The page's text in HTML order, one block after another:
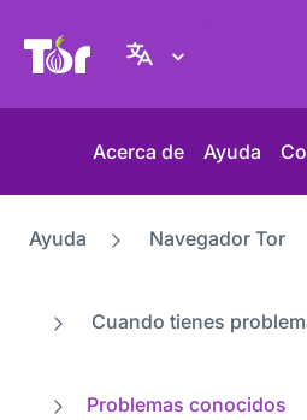
Web del Proyecto Tor
Acerca de Ayuda
Ayuda Navegador Tor
Cuando tienes
Problemas conocidos